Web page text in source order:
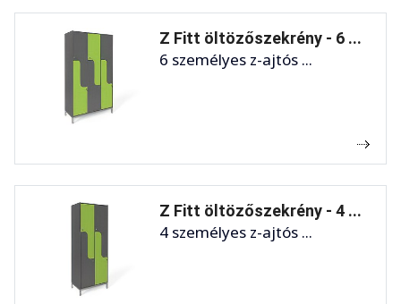
Z Fitt öltözőszekrény - 6 ...
6 személyes z-ajtós ...
Z Fitt öltözőszekrény - 4 ...
4 személyes z-ajtós ...